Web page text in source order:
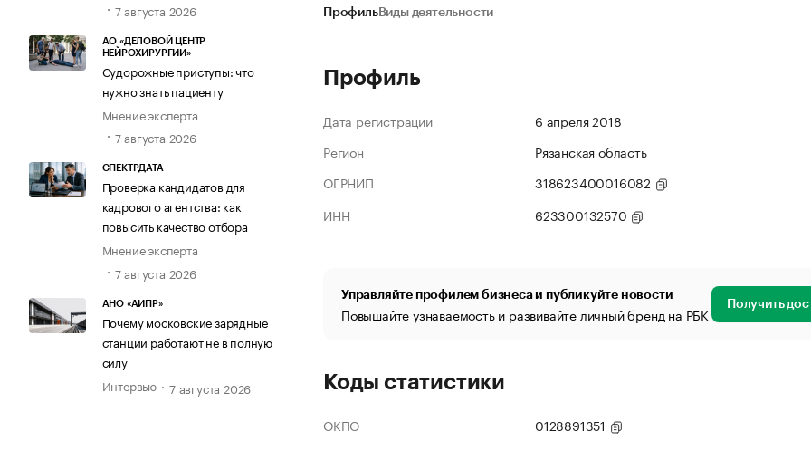
7 августа 2026
АО «ДЕЛОВОЙ ЦЕНТР
НЕЙРОХИРУРГИИ»
Судорожные приступы: что
нужно знать пациенту
Мнение эксперта
7 августа 2026
СПЕКТРДАТА
Проверка кандидатов для
кадрового агентства: как
повысить качество отбора
Мнение эксперта
7 августа 2026
АНО «АИПР»
Почему московские зарядные
станции работают не в полную
силу
Интервью
7 августа 2026
ПрофильВиды деятельности
Профиль
Дата регистрации
6 апреля 2018
Регион
Рязанская область
ОГРНИП
318623400016082
ИНН
623300132570
Управляйте профилем бизнеса и публикуйте новости
Повышайте узнаваемость и развивайте личный бренд на РБК Получить
Коды статистики
ОКПО
0128891351